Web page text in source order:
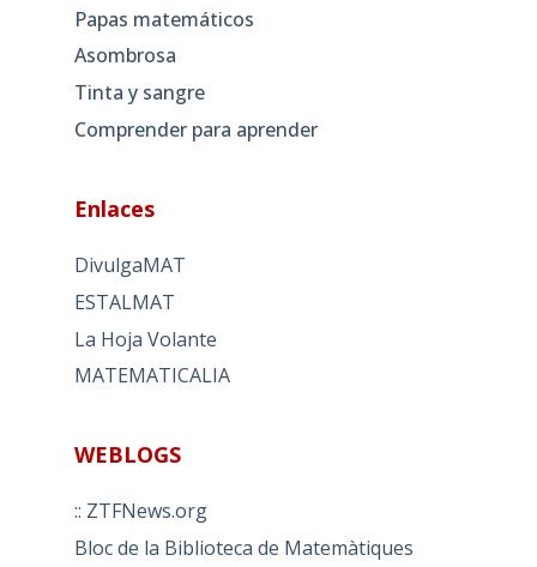
Papas matemáticos
Asombrosa
Tinta y sangre
Comprender para aprender
Enlaces
DivulgaMAT
ESTALMAT
La Hoja Volante
MATEMATICALIA
WEBLOGS
:: ZTFNews.org
Bloc de la Biblioteca de Matemàtiques